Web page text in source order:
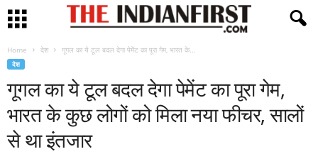
Home देश गूगल का ये टूल बदल देगा पेमेंट का पूरा गेम, भारत के...
देश
गूगल का ये टूल बदल देगा पेमेंट का पूरा गेम,
भारत के कुछ लोगों को मिला नया फीचर, सालों
से था इंतजार